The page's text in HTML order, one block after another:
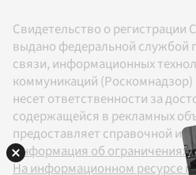
Свидетельство о
выдано федеральной службой
связи, информационных
коммуникаций (Роскомнадзор)
несет ответственности за
содержащейся в рекламных
предоставляет справочной
Информация об ограничениях
На информационном ресурсе